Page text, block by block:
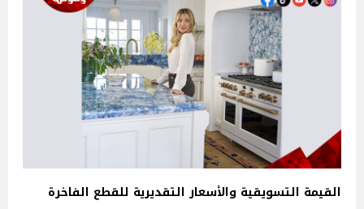
القيمة التسويقية والأسعار التقديرية للقطع الفاخرة